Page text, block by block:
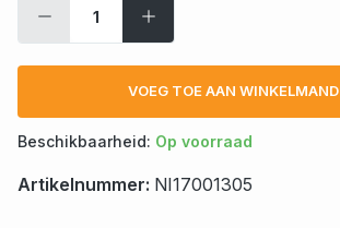
VOEG TOE AAN WINKELMAND
Beschikbaarheid: Op voorraad
Artikelnummer: NI17001305